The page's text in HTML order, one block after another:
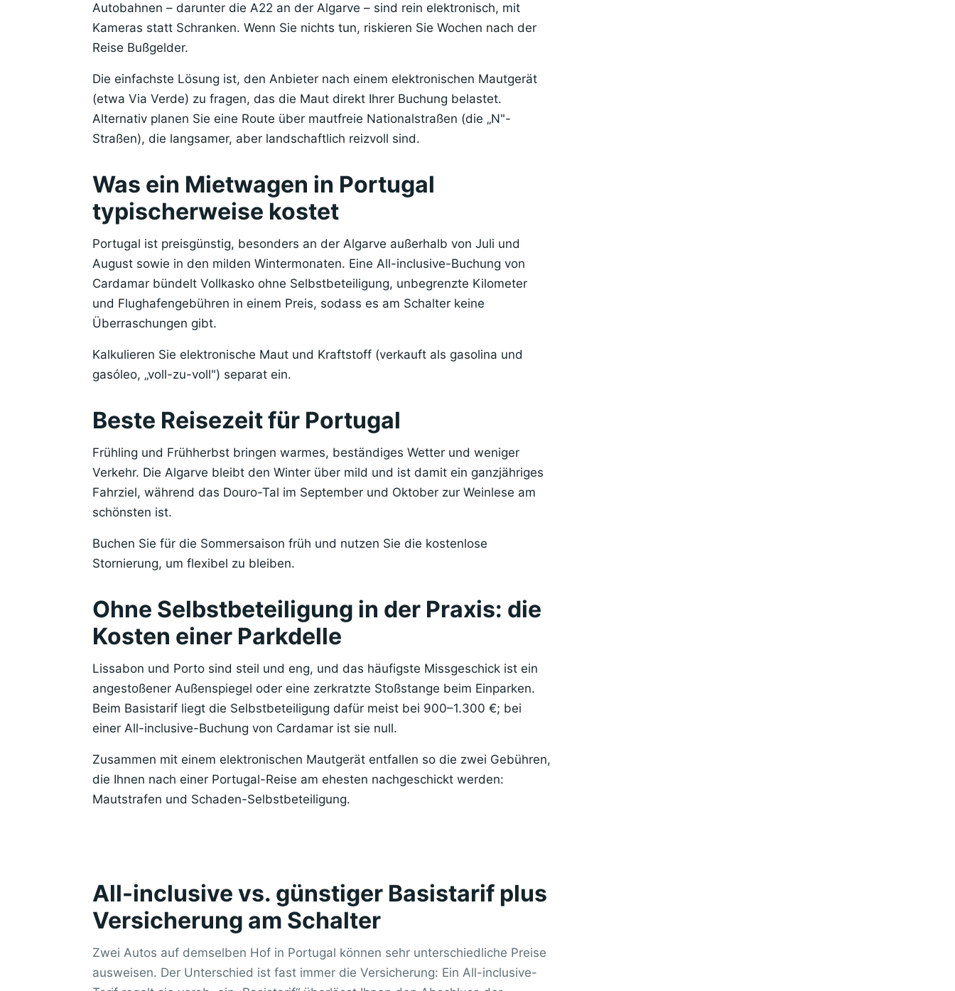
Autobahnen – darunter die A22 an der Algarve – sind rein elektronisch, mit
Kameras statt Schranken. Wenn Sie nichts tun, riskieren Sie Wochen nach der
Reise Bußgelder.
Die einfachste Lösung ist, den Anbieter nach einem elektronischen Mautgerät
(etwa Via Verde) zu fragen, das die Maut direkt Ihrer Buchung belastet.
Alternativ planen Sie eine Route über mautfreie Nationalstraßen (die „N"-
Straßen), die langsamer, aber landschaftlich reizvoll sind.
Was ein Mietwagen in Portugal
typischerweise kostet
Portugal ist preisgünstig, besonders an der Algarve außerhalb von Juli und
August sowie in den milden Wintermonaten. Eine All-inclusive-Buchung von
Cardamar bündelt Vollkasko ohne Selbstbeteiligung, unbegrenzte Kilometer
und Flughafengebühren in einem Preis, sodass es am Schalter keine
Überraschungen gibt.
Kalkulieren Sie elektronische Maut und Kraftstoff (verkauft als gasolina und
gasóleo, „voll-zu-voll") separat ein.
Beste Reisezeit für Portugal
Frühling und Frühherbst bringen warmes, beständiges Wetter und weniger
Verkehr. Die Algarve bleibt den Winter über mild und ist damit ein ganzjähriges
Fahrziel, während das Douro-Tal im September und Oktober zur Weinlese am
schönsten ist.
Buchen Sie für die Sommersaison früh und nutzen Sie die kostenlose
Stornierung, um flexibel zu bleiben.
Ohne Selbstbeteiligung in der Praxis: die
Kosten einer Parkdelle
Lissabon und Porto sind steil und eng, und das häufigste Missgeschick ist ein
angestoßener Außenspiegel oder eine zerkratzte Stoßstange beim Einparken.
Beim Basistarif liegt die Selbstbeteiligung dafür meist bei 900–1.300 €; bei
einer All-inclusive-Buchung von Cardamar ist sie null.
Zusammen mit einem elektronischen Mautgerät entfallen so die zwei Gebühren,
die Ihnen nach einer Portugal-Reise am ehesten nachgeschickt werden:
Mautstrafen und Schaden-Selbstbeteiligung.
All-inclusive vs. günstiger Basistarif plus
Versicherung am Schalter
Zwei Autos auf demselben Hof in Portugal können sehr unterschiedliche Preise
ausweisen. Der Unterschied ist fast immer die Versicherung: Ein All-inclusive-